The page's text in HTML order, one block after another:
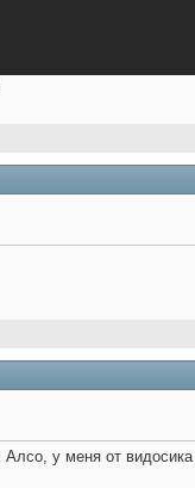
у меня от видосика